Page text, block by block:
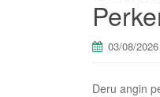
03/08/2026
Deru angin